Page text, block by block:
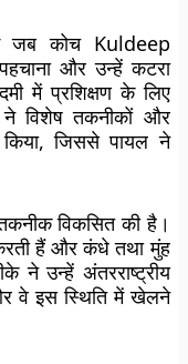
जब कोच Kuldeep
और उन्हें कटरा
में प्रशिक्षण के लिए
ने विशेष तकनीकों और
जिससे पायल ने
विकसित की है।
हैं और कंधे तथा मुंह
ने उन्हें अंतरराष्ट्रीय
वे इस स्थिति में खेलने